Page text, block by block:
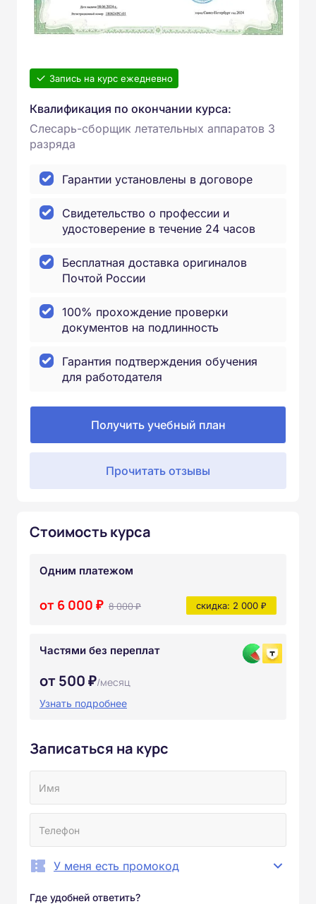
Запись на курс ежедневно
Квалификация по окончании курса:
Слесарь-сборщик летательных аппаратов 3
разряда
Гарантии установлены в договоре
Свидетельство о профессии и
удостоверение в течение 24 часов
Бесплатная доставка оригиналов
Почтой России
100% прохождение проверки
документов на подлинность
Гарантия подтверждения обучения
для работодателя
Получить учебный план
Прочитать отзывы
Стоимость курса
Одним платежом
от 6 000 ₽ 8 000 ₽ скидка: 2 000 ₽
Частями без переплат
от 500 ₽/месяц
Узнать подробнее
Записаться на курс
У меня есть промокод
Где удобней ответить?